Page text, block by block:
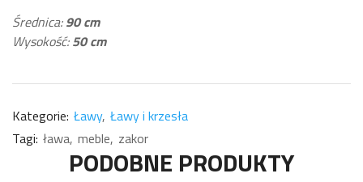
Średnica:90 cm
Wysokość:50 cm
Kategorie: Ławy Ławy i krzesła
Tagi: ława meble zakor
PODOBNE PRODUKTY